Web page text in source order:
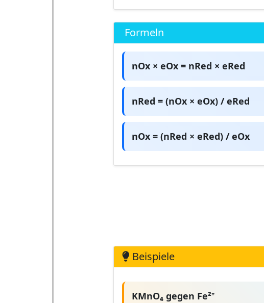
Formeln
nOx × eOx = nRed × eRed
nRed = (nOx × eOx) / eRed
nOx = (nRed × eRed) / eOx
Beispiele
KMnO₄ gegen Fe²⁺